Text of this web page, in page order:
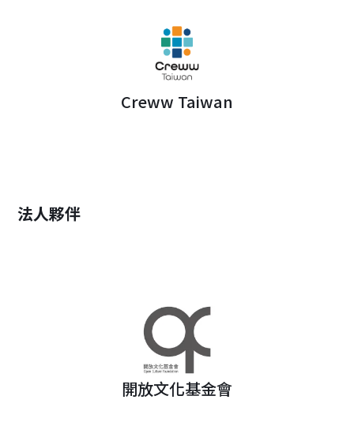
Creww Taiwan
法人夥伴
開放文化基金會